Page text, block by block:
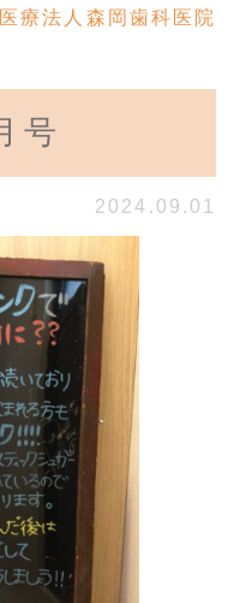
医療法人森岡歯科医院
号
2024.09.01